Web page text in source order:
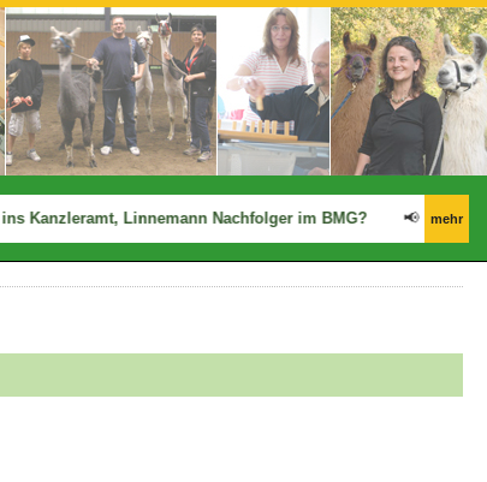
Linnemann Nachfolger im BMG? Ergo:mehr